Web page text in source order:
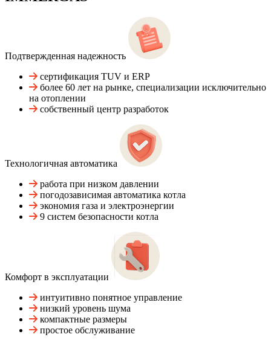
Подтвержденная надежность
сертификация TUV и ERP
более 60 лет на рынке, специализации исключительно
на отоплении
собственный центр разработок
Технологичная автоматика
работа при низком давлении
погодозависимая автоматика котла
экономия газа и электроэнергии
9 систем безопасности котла
Комфорт в эксплуатации
интуитивно понятное управление
низкий уровень шума
компактные размеры
простое обслуживание